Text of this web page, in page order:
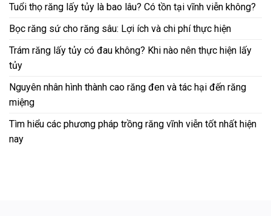
Tuổi thọ răng lấy tủy là bao lâu? Có tồn tại vĩnh viễn không?
Bọc răng sứ cho răng sâu: Lợi ích và chi phí thực hiện
Trám răng lấy tủy có đau không? Khi nào nên thực hiện lấy
tủy
Nguyên nhân hình thành cao răng đen và tác hại đến răng
miệng
Tìm hiểu các phương pháp trồng răng vĩnh viễn tốt nhất hiện
nay